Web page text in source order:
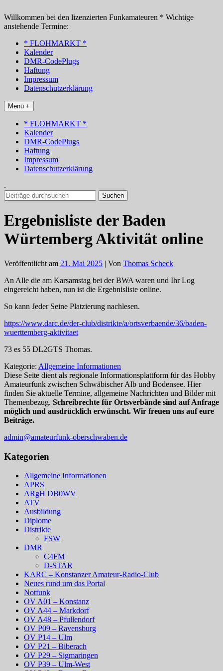
Inhalt
springen
Willkommen bei den lizenzierten Funkamateuren * Wichtige
anstehende Termine:
* FLOHMARKT *
Kalender
DMR-CodePlugs
Haftung
Impressum
Datenschutzerklärung
Menü +
* FLOHMARKT *
Kalender
DMR-CodePlugs
Haftung
Impressum
Datenschutzerklärung
.
Suchen
nach:
Ergebnisliste der Baden
Würtemberg Aktivität online
Veröffentlicht am 21. Mai 2025 | Von Thomas Scheck
An Alle die am Karsamstag bei der BWA waren und Ihr Log
eingereicht haben, nun ist die Ergebnisliste online.
So kann Jeder Seine Platzierung nachlesen.
https://www.darc.de/der-club/distrikte/a/ortsverbaende/36/baden-
wuerttemberg-aktivitaet
73 es 55 DL2GTS Thomas.
Kategorie: Allgemeine Informationen
Diese Seite dient als regionale Informationsplattform für das Hobby
Amateurfunk zwischen Schwäbischer Alb und Bodensee. Hier
finden Sie aktuelle Termine, allgemeine Nachrichten und Bilder mit
Themenbezug. Schreibrechte für Ortsverbände sind auf Anfrage
möglich und ausdrücklich erwünscht. Wir freuen uns auf eure
Beiträge.
admin@amateurfunk-oberschwaben.de
Kategorien
Allgemeine Informationen
APRS
ARgH DB0WV
ATV
Ausbildung
Diplome
Distrikte
FSW
DMR
C4FM
D-STAR
KARC – Konstanzer Amateur-Radio-Club
Neues rund um das Portal
Notfunk
OV A01 – Konstanz
OV A44 – Markdorf
OV A48 – Pfullendorf
OV P09 – Ravensburg
OV P14 – Ulm
OV P21 – Biberach
OV P29 – Sigmaringen
OV P39 – Ulm-West